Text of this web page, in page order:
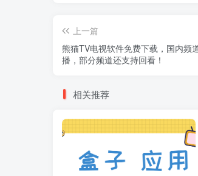
上一篇
熊猫TV电视软件免费下载，国内频
播，部分频道还支持回看！
相关推荐